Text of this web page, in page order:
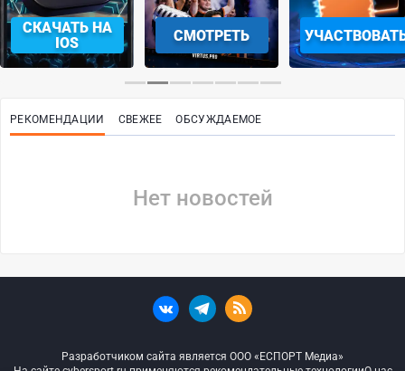
СКАЧАТЬ НА
IOS
СМОТРЕТЬ
РЕКОМЕНДАЦИИ СВЕЖЕЕ ОБСУЖДАЕМОЕ
Нет новостей
Разработчиком сайта является ООО «ЕСПОРТ Медиа»